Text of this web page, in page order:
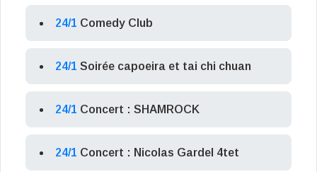
24/1 Comedy Club
24/1 Soirée capoeira et tai chi chuan
24/1 Concert : SHAMROCK
24/1 Concert : Nicolas Gardel 4tet